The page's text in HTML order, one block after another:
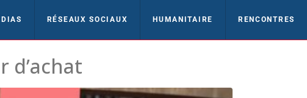
RÉSEAUX SOCIAUX HUMANITAIRE RENCONTRES
d’achat